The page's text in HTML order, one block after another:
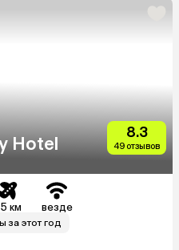
Hotel
8.3
49 отзывов
км везде
за этот год